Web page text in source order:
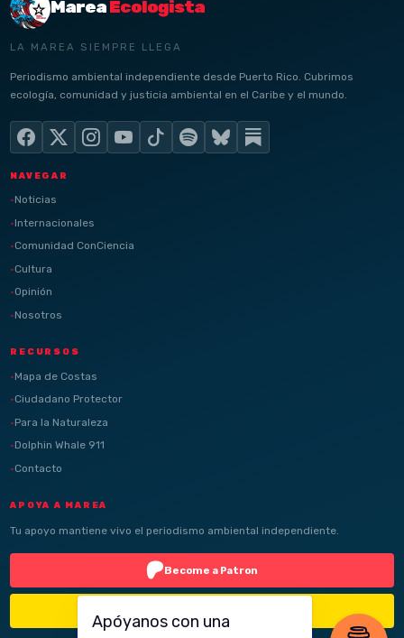
MareaEcologista
LA MAREA SIEMPRE LLEGA
Periodismo ambiental independiente desde Puerto Rico. Cubrimos
ecología, comunidad y justicia ambiental en el Caribe y el mundo.
NAVEGAR
Noticias
Internacionales
Comunidad ConCiencia
Cultura
Opinión
Nosotros
RECURSOS
Mapa de Costas
Ciudadano Protector
Para la Naturaleza
Dolphin Whale 911
Contacto
APOYA A MAREA
Tu apoyo mantiene vivo el periodismo ambiental independiente.
Become a Patron
Apóyanos con una